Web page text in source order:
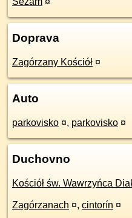
Doprava
Zagórzany Kościół ¤
Auto
parkovisko ¤, parkovisko ¤
Duchovno
Kościół św. Wawrzyńca
Zagórzanach ¤, cintorín ¤